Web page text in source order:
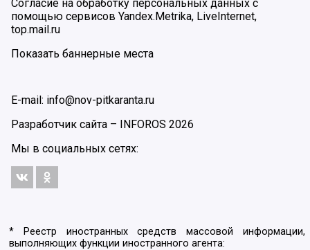
Согласие на обработку персональных данных с
помощью сервисов Yandex.Metrika, LiveInternet,
top.mail.ru
Показать баннерные места
E-mail: info@nov-pitkaranta.ru
Разработчик сайта –
INFOROS 2026
Мы в социальных сетях:
* Реестр иностранных средств массовой информации,
выполняющих функции иностранного агента: